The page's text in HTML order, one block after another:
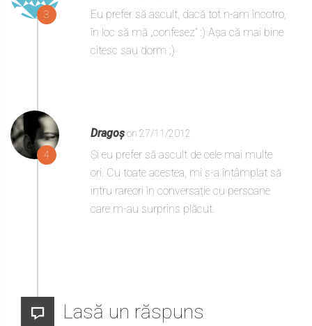
3
Eu prefer să ascult, dacă tot n-am încotro,
în loc să mă „confesez” :) Așa că mai bine
citesc sau dorm ;)
4
Dragoșon 27/11/2012
Și eu prefer să ascult de cele mai multe
ori. Cu toate acestea, mi s-a întâmplat să
intru rareori în conversație cu persoane
care m-au surprins plăcut.
Lasă un răspuns